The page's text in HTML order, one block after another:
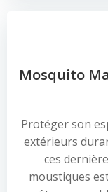
Mosquito
Protéger son
extérieurs
ces
moustiques